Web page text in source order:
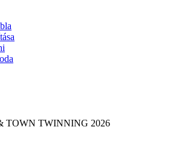
TOWN TWINNING 2026